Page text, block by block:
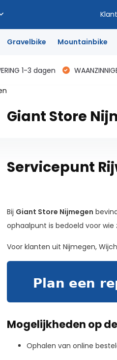
Gravelbike Mountainbike
1-3 dagen
Giant Store
Servicepunt
Bij Giant Store Nijmegen
ophaalpunt is bedoeld voor
Voor klanten uit Nijmegen,
Mogelijkheden op
Ophalen van online